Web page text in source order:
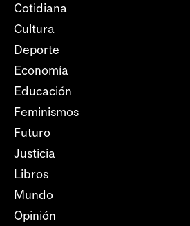
Cotidiana
Cultura
Deporte
Economía
Educación
Feminismos
Futuro
Justicia
Libros
Mundo
Opinión